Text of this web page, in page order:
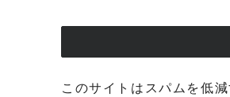
このサイトはスパムを低